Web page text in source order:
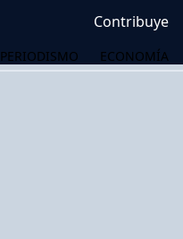
Contribuye
PERIODISMO ECONOMÍA